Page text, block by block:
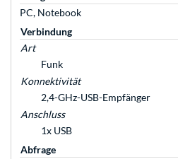
PC, Notebook
Verbindung
Art
Funk
Konnektivität
2,4-GHz-USB-Empfänger
Anschluss
1x USB
Abfrage